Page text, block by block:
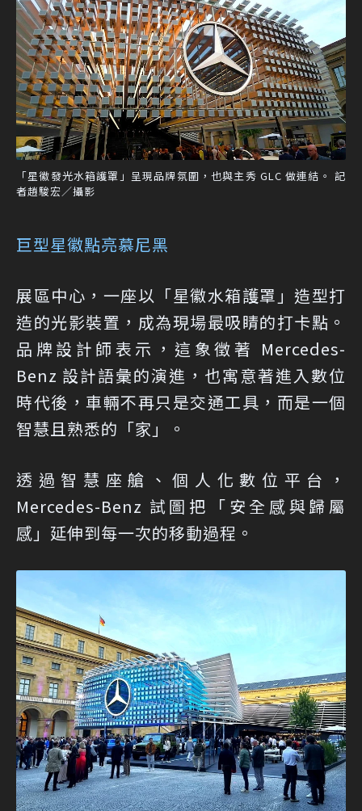
「星徽發光水箱護罩」呈現品牌氛圍，也與主秀 GLC 做連結。 記
者趙駿宏／攝影
巨型星徽點亮慕尼黑
展區中心，一座以「星徽水箱護罩」造型打
造的光影裝置，成為現場最吸睛的打卡點。
品牌設計師表示，這象徵著 Mercedes-
Benz 設計語彙的演進，也寓意著進入數位
時代後，車輛不再只是交通工具，而是一個
智慧且熟悉的「家」。
透過智慧座艙、個人化數位平台，
Mercedes-Benz 試圖把「安全感與歸屬
感」延伸到每一次的移動過程。